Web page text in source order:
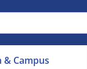
& Campus